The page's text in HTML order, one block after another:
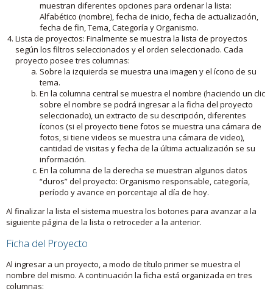
muestran diferentes opciones para ordenar la lista:
Alfabético (nombre), fecha de inicio, fecha de actualización,
fecha de fin, Tema, Categoría y Organismo.
Lista de proyectos: Finalmente se muestra la lista de proyectos
según los filtros seleccionados y el orden seleccionado. Cada
proyecto posee tres columnas:
Sobre la izquierda se muestra una imagen y el ícono de su
tema.
En la columna central se muestra el nombre (haciendo un clic
sobre el nombre se podrá ingresar a la ficha del proyecto
seleccionado), un extracto de su descripción, diferentes
íconos (si el proyecto tiene fotos se muestra una cámara de
fotos, si tiene videos se muestra una cámara de video),
cantidad de visitas y fecha de la última actualización se su
información.
En la columna de la derecha se muestran algunos datos
“duros” del proyecto: Organismo responsable, categoría,
período y avance en porcentaje al día de hoy.
Al finalizar la lista el sistema muestra los botones para avanzar a la
siguiente página de la lista o retroceder a la anterior.
Ficha del Proyecto
Al ingresar a un proyecto, a modo de título primer se muestra el
nombre del mismo. A continuación la ficha está organizada en tres
columnas: